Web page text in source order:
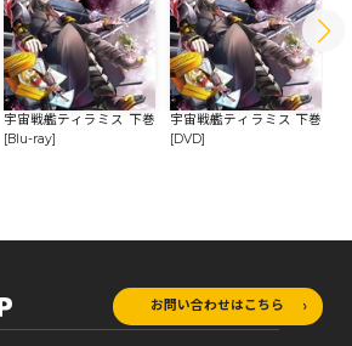
宇宙戦艦ティラミス 下巻
[Blu-ray]
宇宙戦艦ティラミス 下巻
[DVD]
お問い合わせはこちら